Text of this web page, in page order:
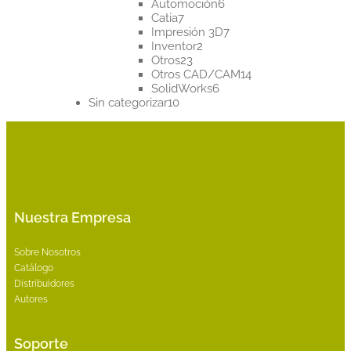
productos
Automoción66
Catia77
productos
Impresión 3D77
Inventor22
Otros2323
productos
Otros CAD/CAM1414
SolidWorks66
Sin categorizar1010
Nuestra Empresa
Sobre Nosotros
Catálogo
Distribuidores
Autores
Soporte